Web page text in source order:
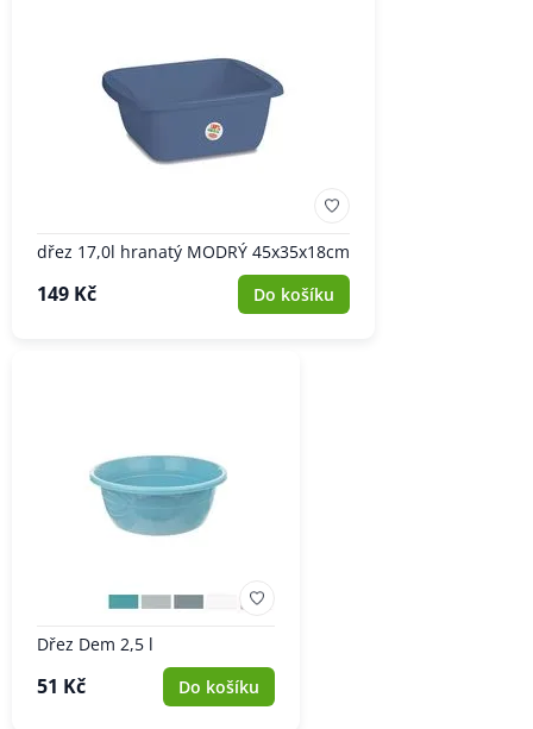
dřez 17,0l hranatý MODRÝ 45x35x18cm
149 Kč Do košíku
Dřez Dem 2,5 l
51 Kč Do košíku